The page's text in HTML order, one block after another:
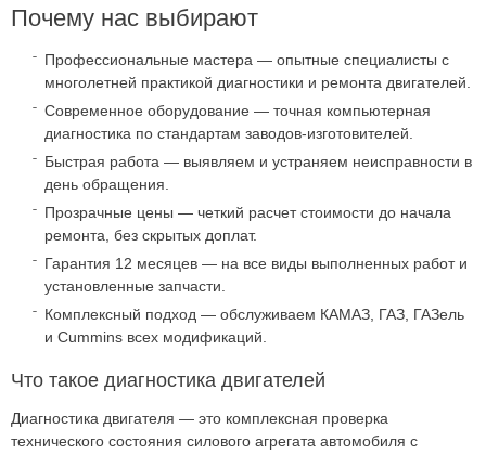
Почему нас выбирают
Профессиональные мастера — опытные специалисты с
многолетней практикой диагностики и ремонта двигателей.
Современное оборудование — точная компьютерная
диагностика по стандартам заводов-изготовителей.
Быстрая работа — выявляем и устраняем неисправности в
день обращения.
Прозрачные цены — четкий расчет стоимости до начала
ремонта, без скрытых доплат.
Гарантия 12 месяцев — на все виды выполненных работ и
установленные запчасти.
Комплексный подход — обслуживаем КАМАЗ, ГАЗ, ГАЗель
и Cummins всех модификаций.
Что такое диагностика двигателей
Диагностика двигателя — это комплексная проверка
технического состояния силового агрегата автомобиля с